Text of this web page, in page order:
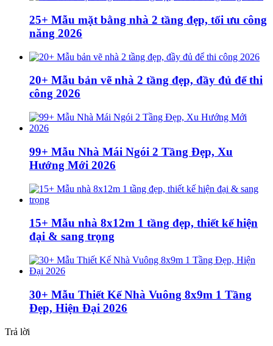
25+ Mẫu mặt bằng nhà 2 tầng đẹp, tối ưu công
năng 2026
20+ Mẫu bản vẽ nhà 2 tầng đẹp, đầy đủ để thi
công 2026
99+ Mẫu Nhà Mái Ngói 2 Tầng Đẹp, Xu
Hướng Mới 2026
15+ Mẫu nhà 8x12m 1 tầng đẹp, thiết kế hiện
đại & sang trọng
30+ Mẫu Thiết Kế Nhà Vuông 8x9m 1 Tầng
Đẹp, Hiện Đại 2026
Trả lời